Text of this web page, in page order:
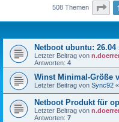
508 Themen 1
Netboot ubuntu:
Letzter Beitrag von
Antworten: 4
Winst Minimal-Größe
Letzter Beitrag von Sync92 «
Netboot Produkt für
Letzter Beitrag von
Antworten: 7